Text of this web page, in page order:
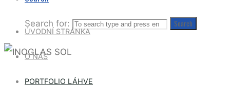
Search for: Search
ÚVODNÍ STRÁNKA
O NÁS
PORTFOLIO LÁHVE